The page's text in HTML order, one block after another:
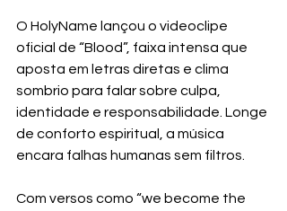
O HolyName lançou o videoclipe
oficial de “Blood”, faixa intensa que
aposta em letras diretas e clima
sombrio para falar sobre culpa,
identidade e responsabilidade. Longe
de conforto espiritual, a música
encara falhas humanas sem filtros.
Com versos como “we become the